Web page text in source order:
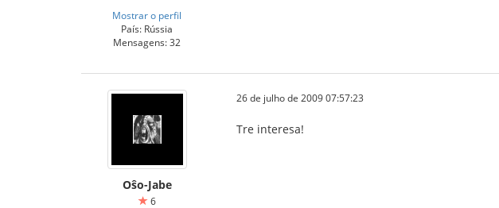
Mostrar o perfil
País: Rússia
Mensagens: 32
Oŝo-Jabe
6
26 de julho de 2009 07:57:23
Tre interesa!